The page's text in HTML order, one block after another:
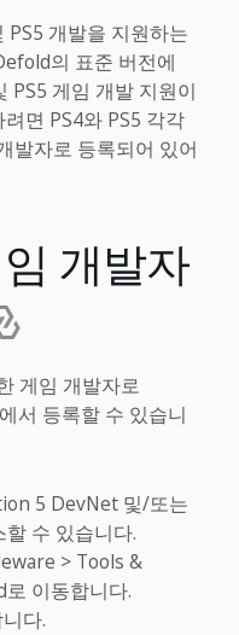
PS5 개발을 지원하는
의 표준 버전에
PS5 게임 개발 지원이
면 PS4와 PS5 각각
발자로 등록되어 있어
개발자
게임 개발자로
에서 등록할 수 있습니
5 DevNet 및/또는
수 있습니다.
> Tools &
이동합니다.
다.